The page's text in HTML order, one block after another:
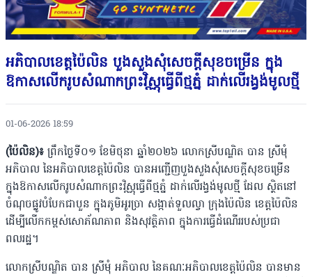
អភិបាលខេត្តប៉ៃលិន បួងសួងសុំសេចក្តីសុខចម្រើន ក្នុង
ឱកាសលើករូបសំណាកព្រះវិស្ណុធ្វើពីថ្មភ្នំ ដាក់លើរង្វង់មូលថ្មី
01-06-2026 18:59
(ប៉ៃលិន)៖ ព្រឹកថ្ងៃទី០១ ខែមិថុនា ឆ្នាំ២០២៦ លោកស្រីបណ្ឌិត បាន ស្រីមុំ
អភិបាល នៃអភិបាលខេត្តប៉ៃលិន បានអញ្ជើញបួងសួងសុំសេចក្តីសុខចម្រើន
ក្នុងឱកាសលើករូបសំណាកព្រះវិស្ណុធ្វើពីថ្មភ្នំ ដាក់លើរង្វង់មូលថ្មី ដែល ស្ថិតនៅ
ចំណុចផ្លូវបំបែកជាបួន ក្នុងភូមិអូរច្រា សង្កាត់ទួលល្វា ក្រុងប៉ៃលិន ខេត្តប៉ៃលិន
ដើម្បីលើកកម្ពស់សោភ័ណភាព និងសុវត្ថិភាព ក្នុងការធ្វើដំណើររបស់ប្រជា
ពលរដ្ឋ។
លោកស្រីបណ្ឌិត បាន ស្រីមុំ អភិបាល នៃគណៈអភិបាលខេត្តប៉ៃលិន បានមាន